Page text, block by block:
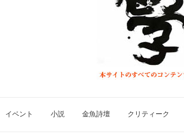
イベント 小説 金魚詩壇 クリティーク